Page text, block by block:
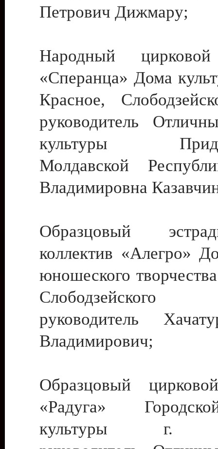
Петрович Дижмару;
Народный цирковой
«Сперанца» Дома
Красное,
руководитель
культуры
Молдавской
Владимировна
Образцовый
коллектив «Алегро»
юношеского
руководитель
Владимирович;
Образцовый
«Радуга»
культуры г.